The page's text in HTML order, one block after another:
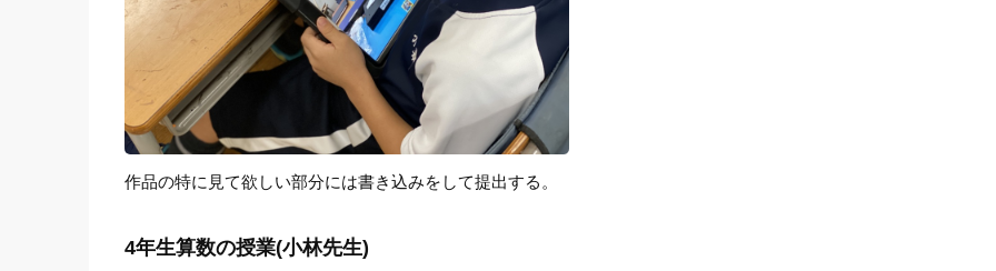
作品の特に見て欲しい部分には書き込みをして提出する。
4年生算数の授業(小林先生)